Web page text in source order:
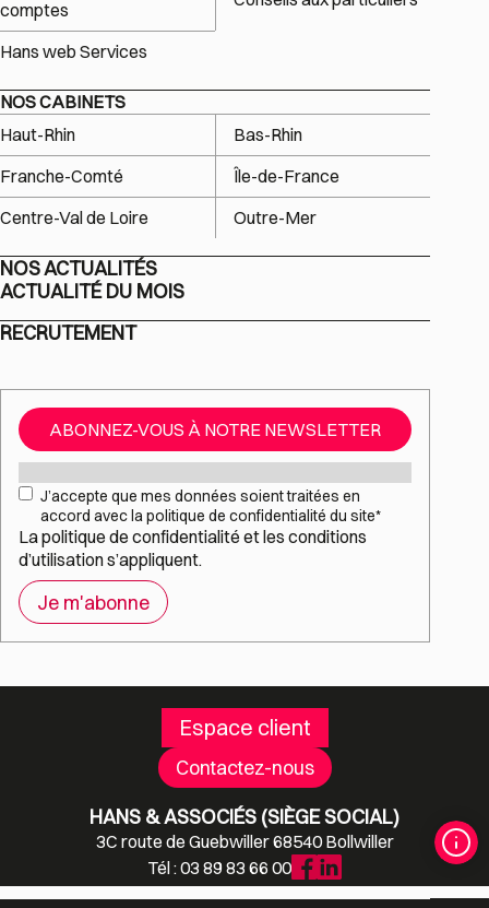
comptes
Hans web Services
NOS CABINETS
Haut-Rhin
Bas-Rhin
Franche-Comté
Île-de-France
Centre-Val de Loire
Outre-Mer
NOS ACTUALITÉS
ACTUALITÉ DU MOIS
RECRUTEMENT
ABONNEZ-VOUS À NOTRE NEWSLETTER
Mail*
RGPD*
J’accepte que mes données soient traitées en
accord avec la politique de confidentialité du site*
Lapolitique de confidentialité et les conditions
d’utilisations’appliquent.
Espace client
Contactez-nous
HANS & ASSOCIÉS (SIÈGE SOCIAL)
3C route de Guebwiller 68540 Bollwiller
Tél : 03 89 83 66 00